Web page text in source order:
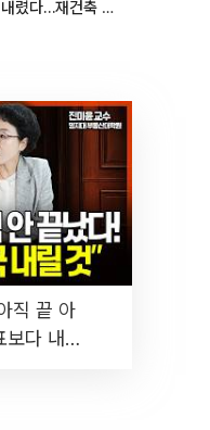
분당·평촌 오를 때 일산만 내렸다…재건축 기대감도 ‘무색’
직 끝 아
다 내릴